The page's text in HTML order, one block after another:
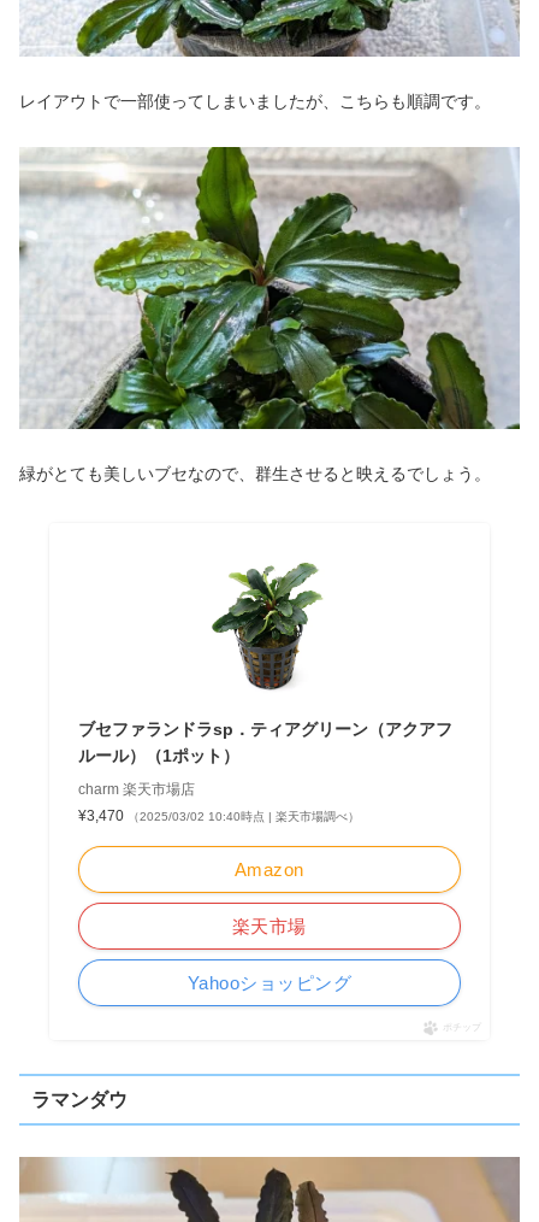
レイアウトで一部使ってしまいましたが、こちらも順調です。
緑がとても美しいブセなので、群生させると映えるでしょう。
ブセファランドラsp．ティアグリーン（アクアフ
ルール）（1ポット）
charm 楽天市場店
¥3,470
（2025/03/02 10:40時点 | 楽天市場調べ）
Amazon
楽天市場
Yahooショッピング
ポチップ
ラマンダウ